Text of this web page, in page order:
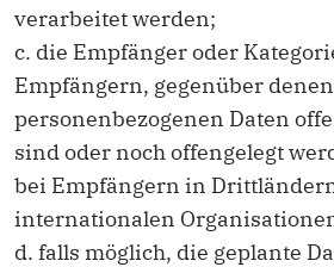
verarbeitet werden;
c. die Empfänger oder
Empfängern, gegenüber
personenbezogenen Daten
sind oder noch offengelegt
bei Empfängern in
internationalen
d. falls möglich, die geplante